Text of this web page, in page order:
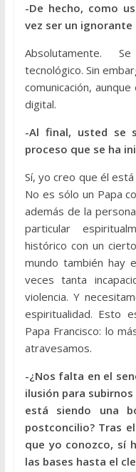
-De hecho, como
vez ser un
Absolutamente.
tecnológico. Sin
comunicación,
digital.
-Al final, usted se
proceso que se ha
Sí, yo creo que él
No es sólo un Papa
además de la
particular
histórico con un
mundo también hay
veces tanta
violencia. Y
espiritualidad. Esto
Papa Francisco: lo
atravesamos.
-¿Nos falta en el
ilusión para
está siendo una
postconcilio? Tras
que yo conozco, sí
las bases hasta el